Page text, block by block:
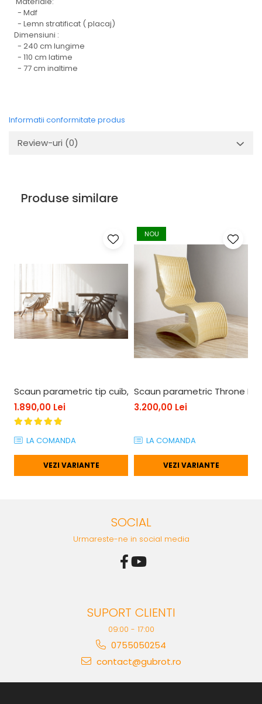
- Mdf
- Lemn stratificat ( placaj)
Dimensiuni :
- 240 cm lungime
- 110 cm latime
- 77 cm inaltime
Informatii conformitate produs
Review-uri (0)
Produse similare
Scaun parametric tip cuib, lemn
1.890,00 Lei
LA COMANDA
VEZI VARIANTE
NOU
Scaun parametric Throne II,
3.200,00 Lei
LA COMANDA
VEZI VARIANTE
SOCIAL
Urmareste-ne in social media
SUPORT CLIENTI
09:00 - 17:00
0755050254
contact@gubrot.ro